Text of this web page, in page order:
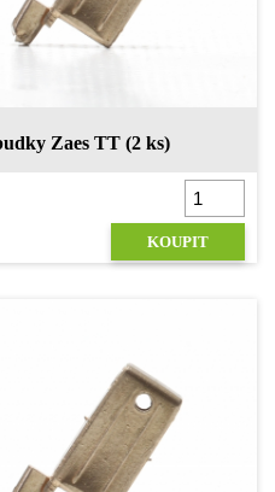
Zaes TT (2 ks)
KOUPIT